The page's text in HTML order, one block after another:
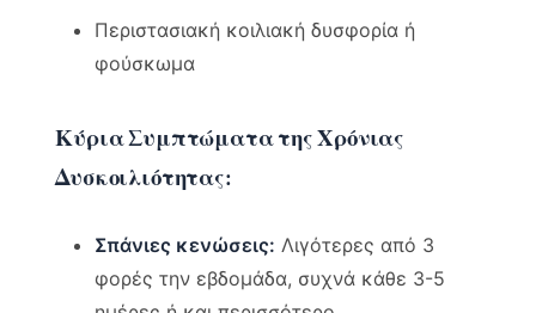
Περιστασιακή κοιλιακή δυσφορία ή
φούσκωμα
Κύρια Συμπτώματα της Χρόνιας
Δυσκοιλιότητας:
Σπάνιες κενώσεις: Λιγότερες από 3
φορές την εβδομάδα, συχνά κάθε 3-5